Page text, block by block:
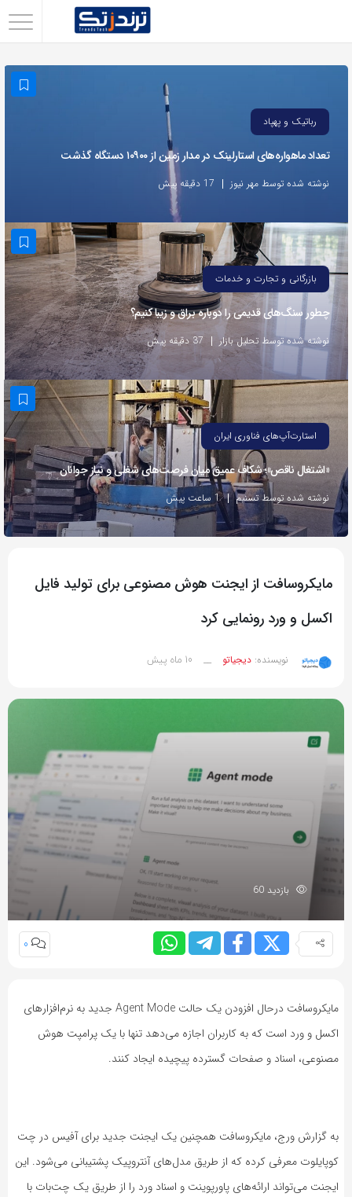
استفاده
روش‌های
زیر
این
صفحه
را
با
دوستان
خود
به
اشتراک
بگذارید.
کپی
لینک
رباتیک و پهپاد
تعداد ماهواره‌های استارلینک‌ در مدار زمین از ۱۰۹۰۰ دستگاه گذشت
نوشته شده توسط مهر نیوز 17 دقیقه پیش
بازرگانی و تجارت و خدمات
چطور سنگ‌های قدیمی را دوباره براق و زیبا کنیم؟
نوشته شده توسط تحلیل بازار 37 دقیقه پیش
استارت‌آپ‌های فناوری ایران
«اشتغال ناقص»؛ شکاف عمیق میان فرصت‌های شغلی و نیاز جوانان
نوشته شده توسط تسنیم 1 ساعت پیش
مایکروسافت از ایجنت هوش مصنوعی برای تولید فایل
اکسل و ورد رونمایی کرد
نویسنده: دیجیاتو __ 10 ماه پیش
بازدید 60
0
مایکروسافت درحال افزودن یک حالت Agent Mode جدید به نرم‌افزارهای
اکسل و ورد است که به کاربران اجازه می‌دهد تنها با یک پرامپت هوش
مصنوعی، اسناد و صفحات گسترده پیچیده ایجاد کنند.
به گزارش ورج، مایکروسافت همچنین یک ایجنت جدید برای آفیس در چت
کوپایلوت معرفی کرده که از طریق مدل‌های آنتروپیک پشتیبانی می‌شود. این
ایجنت می‌تواند ارائه‌های پاورپوینت و اسناد ورد را از طریق یک چت‌بات با